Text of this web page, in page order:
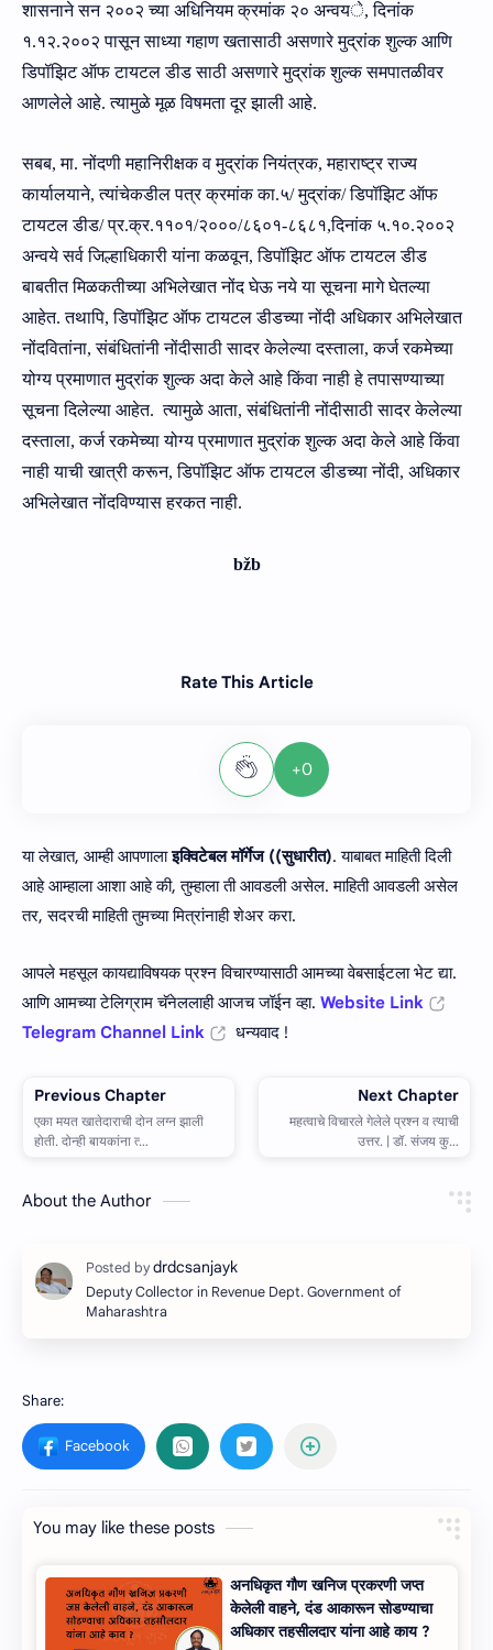
शासनाने सन २००२ च्या अधिनियम क्रमांक २० अन्वये,दिनांक
१.१२.२००२पासून साध्यागहाण खतासाठी असणारे मुद्रांक शुल्कआणि
डिपॉझिट ऑफ टायटलडीड साठी असणारे मुद्रांक शुल्क समपातळीवर
आणलेले आहे. त्यामुळे मूळ विषमता दूर झाली आहे.
सबब,मा. नोंदणी महानिरीक्षक व मुद्रांक नियंत्रक, महाराष्ट्र राज्य
कार्यालयाने, त्यांचेकडील पत्र क्रमांक का.५/ मुद्रांक/ डिपॉझिट ऑफ
टायटलडीड/ प्र.क्र.११०१/२०००/८६०१-८६८१,दिनांक५.१०.२००२
अन्‍वयेसर्व जिल्हाधिकारी यांना कळवून, डिपॉझिट ऑफ टायटलडीड
बाबतीत मिळकतीच्या अभिलेखात नोंद घेऊ नये या सूचना मागे घेतल्‍या
आहेत. तथापि,डिपॉझिट ऑफ टायटलडीडच्‍या नोंदी अधिकार अभिलेखात
नोंदवितांना,संबंधितांनी नोंदीसाठी सादर केलेल्या दस्ताला, कर्ज रकमेच्या
योग्यप्रमाणातमुद्रांक शुल्कअदा केले आहेकिंवा नाही हे तपासण्याच्‍या
सूचना दिलेल्‍या आहेत. त्यामुळे आता,संबंधितांनी नोंदीसाठी सादर केलेल्या
दस्ताला, कर्ज रकमेच्या योग्यप्रमाणातमुद्रांक शुल्कअदा केले आहेकिंवा
नाहीयाची खात्री करून,डिपॉझिट ऑफ टायटलडीडच्‍या नोंदी, अधिकार
अभिलेखात नोंदविण्‍यासहरकत नाही.
bžb
Rate This Article
+0
या लेखात, आम्ही आपणालाइक्विटेबल मॉर्गेज ((सुधारीत). याबाबत माहिती दिली
आहे आम्हाला आशा आहे की, तुम्हाला ती आवडली असेल. माहिती आवडली असेल
तर, सदरची माहिती तुमच्या मित्रांनाही शेअर करा.
आपले महसूल कायद्याविषयक प्रश्न विचारण्यासाठी आमच्या वेबसाईटला भेट द्या.
आणि आमच्या टेलिग्राम चॅनेललाही आजच जॉईन व्हा. Website Link
Telegram Channel Link
धन्यवाद !
About the Author
Deputy Collector in Revenue Dept. Government of
Maharashtra
You may like these posts
अनधिकृत गौण खनिज प्रकरणी जप्त
केलेली वाहने, दंड आकारून सोडण्याचा
अधिकार तहसीलदार यांना आहे काय ?